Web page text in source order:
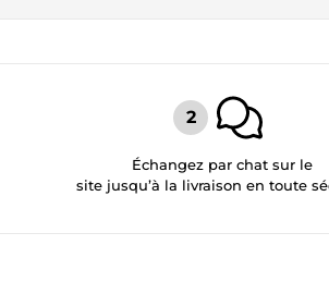
Échangez par chat sur le
site jusqu’à la livraison en toute